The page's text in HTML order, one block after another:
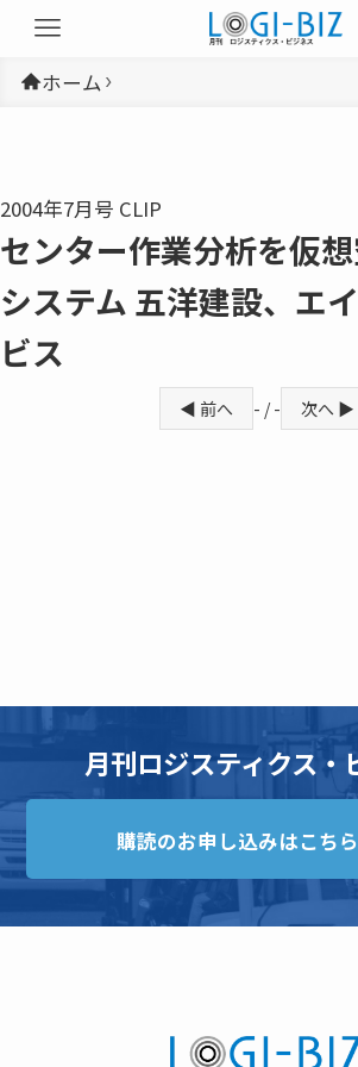
ホーム
2004年7月号 CLIP
センター作業分析を仮
システム 五洋建設、エ
ビス
◀ 前へ - / - 次へ ▶
月刊ロジスティクス・
購読のお申し込みはこち